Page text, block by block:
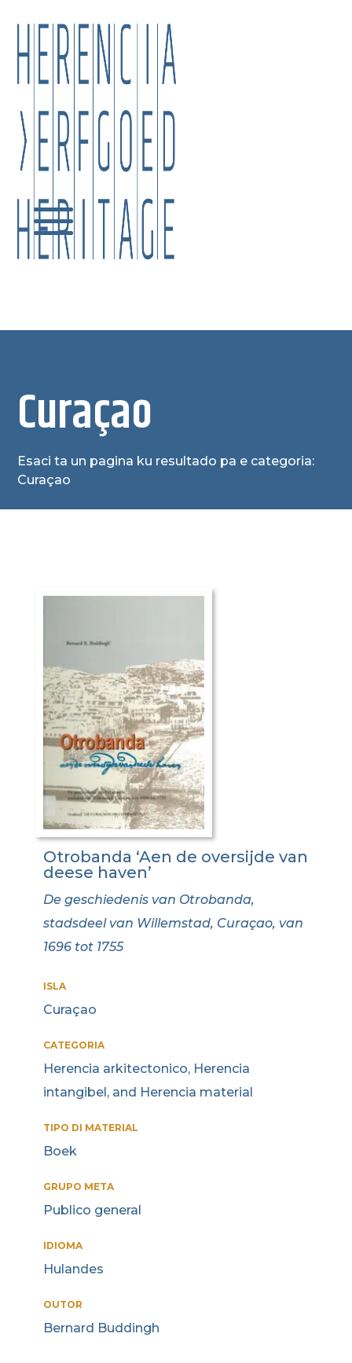
Curaçao
Esaci ta un pagina ku resultado pa e categoria:
Curaçao
Otrobanda ‘Aen de oversijde van
deese haven’
De geschiedenis van Otrobanda,
stadsdeel van Willemstad, Curaçao, van
1696 tot 1755
ISLA
Curaçao
CATEGORIA
Herencia arkitectonico, Herencia
intangibel, and Herencia material
TIPO DI MATERIAL
Boek
GRUPO META
Publico general
IDIOMA
Hulandes
OUTOR
Bernard Buddingh